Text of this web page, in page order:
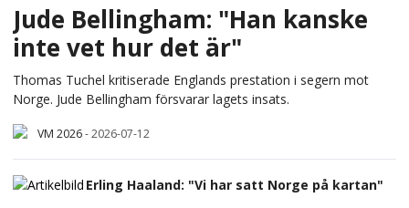
Jude Bellingham: "Han kanske
inte vet hur det är"
Thomas Tuchel kritiserade Englands prestation i segern mot
Norge. Jude Bellingham försvarar lagets insats.
VM 2026-2026-07-12
Erling Haaland: "Vi har satt Norge på kartan"